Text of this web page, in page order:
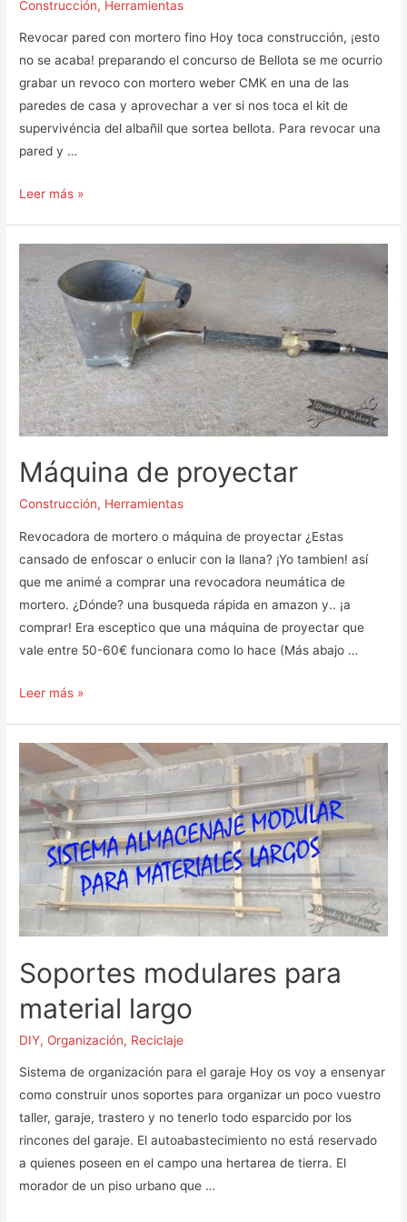
Construcción, Herramientas
Revocar pared con mortero fino Hoy toca construcción, ¡esto
no se acaba! preparando el concurso de Bellota se me ocurrio
grabar un revoco con mortero weber CMK en una de las
paredes de casa y aprovechar a ver si nos toca el kit de
supervivéncia del albañil que sortea bellota. Para revocar una
pared y …
Como
con
mortero
Leer más »
Máquina de proyectar
Construcción, Herramientas
Revocadora de mortero o máquina de proyectar ¿Estas
cansado de enfoscar o enlucir con la llana? ¡Yo tambien! así
que me animé a comprar una revocadora neumática de
mortero. ¿Dónde? una busqueda rápida en amazon y.. ¡a
comprar! Era esceptico que una máquina de proyectar que
vale entre 50-60€ funcionara como lo hace (Más abajo …
Máquina
Leer más »
Soportes modulares para
material largo
DIY,Organización, Reciclaje
Sistema de organización para el garaje Hoy os voy a ensenyar
como construir unos soportes para organizar un poco vuestro
taller, garaje, trastero y no tenerlo todo esparcido por los
rincones del garaje. El autoabastecimiento no está reservado
a quienes poseen en el campo una hertarea de tierra. El
morador de un piso urbano que …